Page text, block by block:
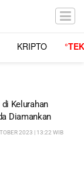
KRIPTO
Kelurahan
Diamankan
2023 | 13:22 WIB